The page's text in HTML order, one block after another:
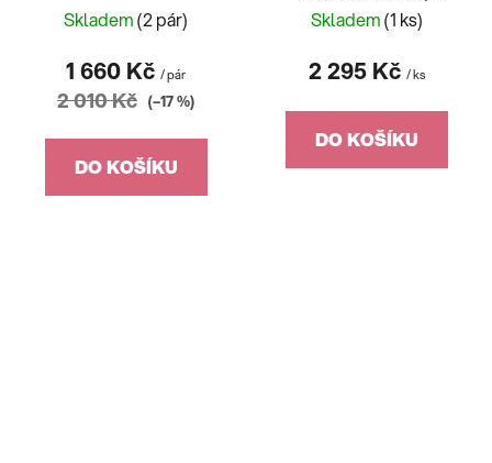
Skladem(2 pár)
1 660 Kč / pár
2 010 Kč (–17 %)
DO KOŠÍKU
písmeno N s kubickou
00N
Skladem(1 ks)
2 295 Kč / ks
DO KOŠÍKU